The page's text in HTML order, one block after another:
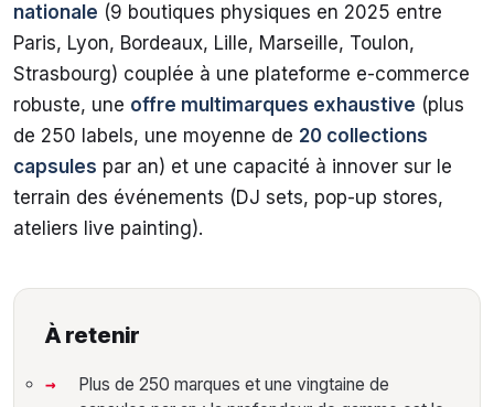
nationale (9 boutiques physiques en 2025 entre
Paris, Lyon, Bordeaux, Lille, Marseille, Toulon,
Strasbourg) couplée à une plateforme e-commerce
robuste, une offre multimarques exhaustive (plus
de 250 labels, une moyenne de 20 collections
capsules par an) et une capacité à innover sur le
terrain des événements (DJ sets, pop-up stores,
ateliers live painting).
À retenir
Plus de 250 marques et une vingtaine de